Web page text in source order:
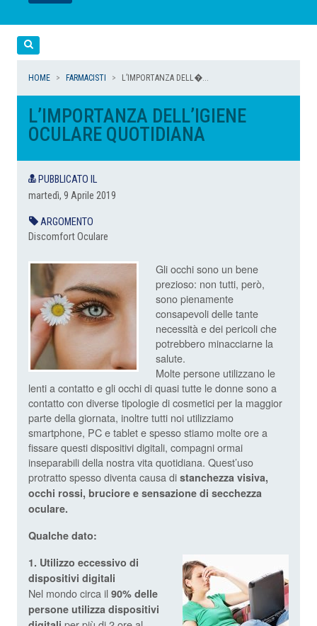
LEGGI
LEGGI
LEGGI
LEGGI
HOME FARMACISTI L’IMPORTANZA DELL�...
L’IMPORTANZA DELL’IGIENE
OCULARE QUOTIDIANA
PUBBLICATO IL
martedì, 9 Aprile 2019
ARGOMENTO
Discomfort Oculare
Gli occhi sono un bene
prezioso: non tutti, però,
sono pienamente
consapevoli delle tante
necessità e dei pericoli che
potrebbero minacciarne la
salute.
Molte persone utilizzano le
lenti a contatto e gli occhi di quasi tutte le donne sono a
contatto con diverse tipologie di cosmetici per la maggior
parte della giornata, inoltre tutti noi utilizziamo
smartphone, PC e tablet e spesso stiamo molte ore a
fissare questi dispositivi digitali, compagni ormai
inseparabili della nostra vita quotidiana. Quest’uso
protratto spesso diventa causa di stanchezza visiva,
occhi rossi, bruciore e sensazione di secchezza
oculare.
Qualche dato:
1. Utilizzo eccessivo di
dispositivi digitali
Nel mondo circa il 90% delle
persone utilizza dispositivi